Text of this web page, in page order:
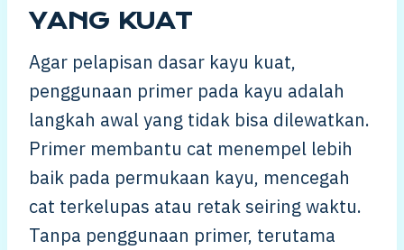
YANG KUAT
Agar pelapisan dasar kayu kuat,
penggunaan primer pada kayu adalah
langkah awal yang tidak bisa dilewatkan.
Primer membantu cat menempel lebih
baik pada permukaan kayu, mencegah
cat terkelupas atau retak seiring waktu.
Tanpa penggunaan primer, terutama